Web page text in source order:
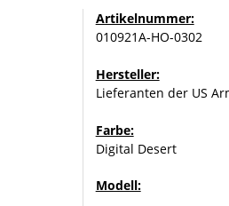
Artikelnummer:
010921A-HO-0302
Hersteller:
Lieferanten der US
Farbe:
Digital Desert
Modell: